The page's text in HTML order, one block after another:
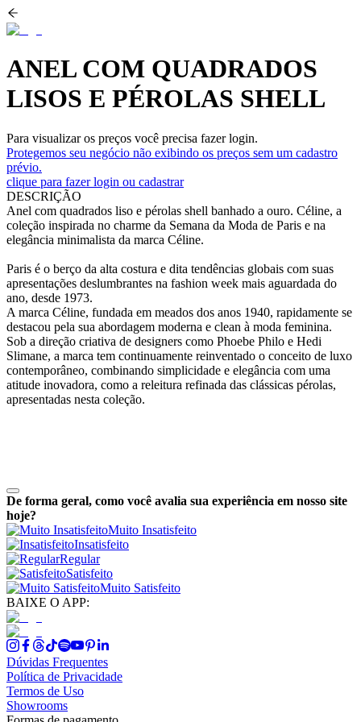
ANEL COM QUADRADOS
LISOS E PÉROLAS SHELL
Para visualizar os preços você precisa fazer login.
Protegemos seu negócio não exibindo os preços sem um cadastro
prévio.
clique para fazer login ou cadastrar
DESCRIÇÃO
Anel com quadrados liso e pérolas shell banhado a ouro. Céline, a
coleção inspirada no charme da Semana da Moda de Paris e na
elegância minimalista da marca Céline.
Paris é o berço da alta costura e dita tendências globais com suas
apresentações deslumbrantes na fashion week mais aguardada do
ano, desde 1973.
A marca Céline, fundada em meados dos anos 1940, rapidamente se
destacou pela sua abordagem moderna e clean à moda feminina.
Sob a direção criativa de designers como Phoebe Philo e Hedi
Slimane, a marca tem continuamente reinventado o conceito de luxo
contemporâneo, combinando simplicidade e elegância com uma
atitude inovadora, como a releitura refinada das clássicas pérolas,
apresentadas nesta coleção.
De forma geral, como você avalia sua experiência em nosso site
hoje?
Muito Insatisfeito
Insatisfeito
Regular
Satisfeito
Muito Satisfeito
BAIXE O APP:
Dúvidas Frequentes
Política de Privacidade
Termos de Uso
Showrooms